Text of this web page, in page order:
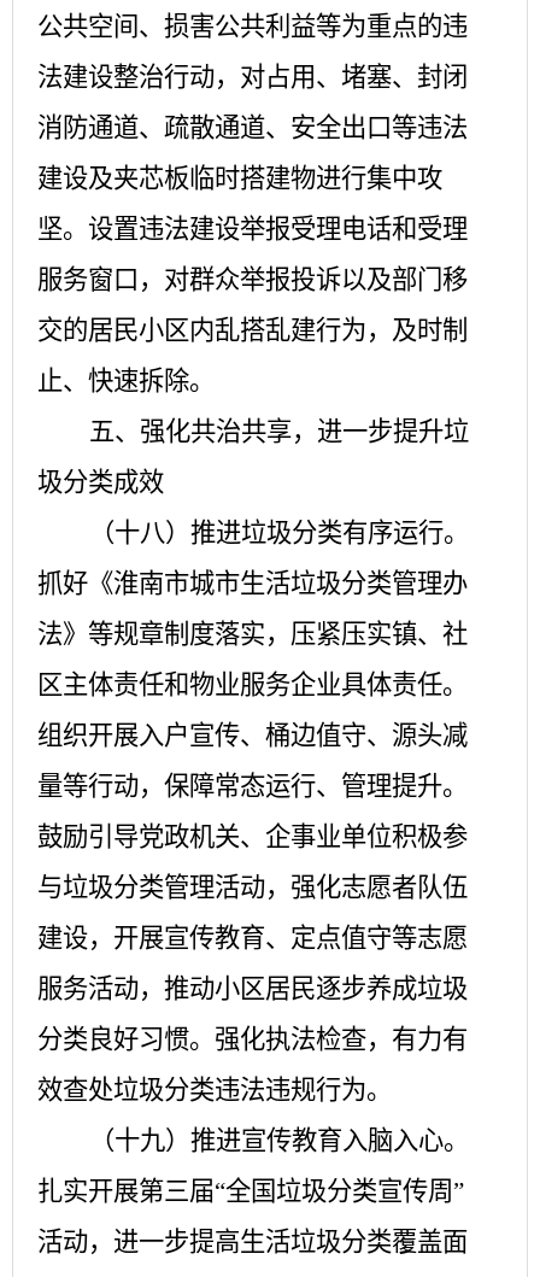
公共空间、损害公共利益等为重点的违
法建设整治行动，对占用、堵塞、封闭
消防通道、疏散通道、安全出口等违法
建设及夹芯板临时搭建物进行集中攻
坚。 设置违法建设举报受理电话和受理
服务窗口， 对群众举报投诉以及部门移
交的居民小区内乱搭乱建行为，及时制
止、快速拆除。
五、强化共治共享，进一步提升垃
圾分类成效
（十八）推进垃圾分类有序运行。
抓好《淮南市城市生活垃圾分类管理办
法》等规章制度落实，压紧压实镇、社
区主体责任和物业服务企业具体责任。
组织开展入户宣传、桶边值守、源头减
量等行动，保障常态运行、管理提升。
鼓励引导党政机关、企事业单位积极参
与垃圾分类管理活动，强化志愿者队伍
建设，开展宣传教育、定点值守等志愿
服务活动，推动小区居民逐步养成垃圾
分类良好习惯。强化执法检查，有力有
效查处垃圾分类违法违规行为。
（十九）推进宣传教育入脑入心。
扎实开展第三届“全国垃圾分类宣传周”
活动，进一步提高生活垃圾分类覆盖面